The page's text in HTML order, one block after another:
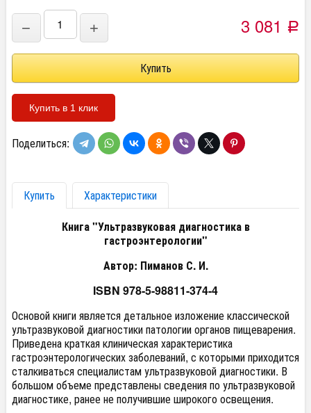
− + 3 081 Р
Купить в 1 клик
Поделиться:
Купить
Характеристики
Книга "Ультразвуковая диагностика в
гастроэнтерологии"
Автор: Пиманов С. И.
ISBN 978-5-98811-374-4
Основой книги является детальное изложение классической
ультразвуковой диагностики патологии органов пищеварения.
Приведена краткая клиническая характеристика
гастроэнтерологических заболеваний, с которыми приходится
сталкиваться специалистам ультразвуковой диагностики. В
большом объеме представлены сведения по ультразвуковой
диагностике, ранее не получившие широкого освещения.